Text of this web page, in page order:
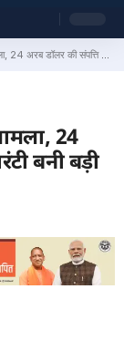
और सुरक्षा गारंटी बनी बड़ी बाधा
24
बनी बड़ी